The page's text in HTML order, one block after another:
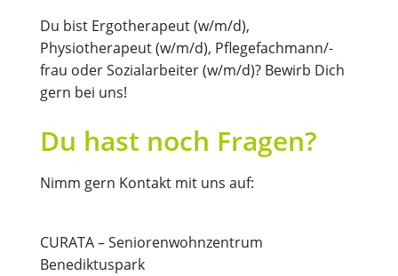
Du bist Ergotherapeut (w/m/d),
Physiotherapeut (w/m/d), Pflegefachmann/-
frau oder Sozialarbeiter (w/m/d)? Bewirb Dich
gern bei uns!
Du hast noch Fragen?
Nimm gern Kontakt mit uns auf:
CURATA – Seniorenwohnzentrum
Benediktuspark